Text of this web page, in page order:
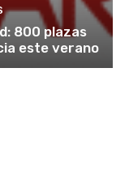
800 plazas
este verano